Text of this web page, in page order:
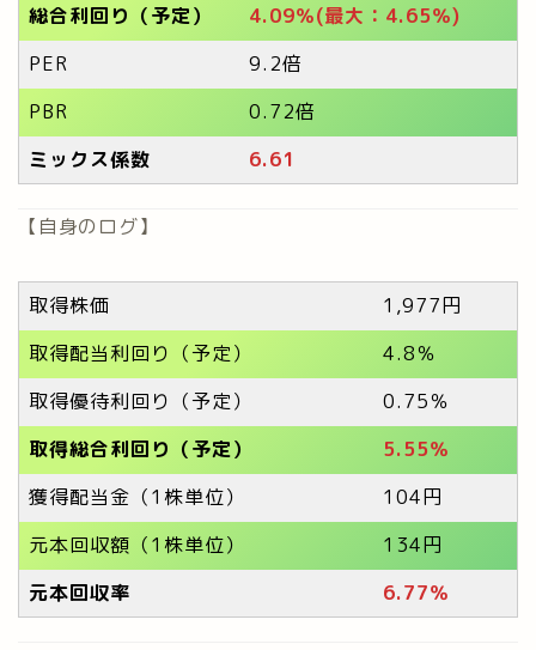
総合利回り（予定）
4.09％(最大：4.65％)
PER
9.2倍
PBR
0.72倍
ミックス係数
6.61
【自身のログ】
取得株価
1,977円
取得配当利回り（予定）
4.8％
取得優待利回り（予定）
0.75％
取得総合利回り（予定）
5.55％
獲得配当金（1株単位）
104円
元本回収額（1株単位）
134円
元本回収率
6.77％